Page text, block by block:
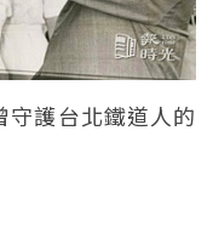
守護台北鐵道人的